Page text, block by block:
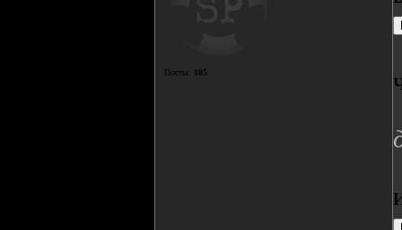
Посты: 185